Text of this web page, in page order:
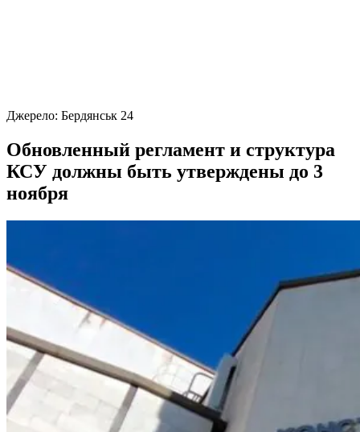
Джерело: Бердянськ 24
Обновленный регламент и структура
КСУ должны быть утверждены до 3
ноября